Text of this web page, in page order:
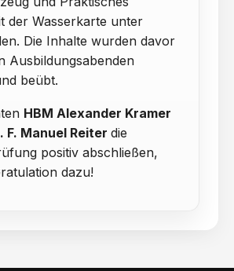
der Wasserkarte unter
Die Inhalte wurden davor
Ausbildungsabenden
beübt.
HBM Alexander Kramer
F. Manuel Reiterdie
positiv abschließen,
dazu!